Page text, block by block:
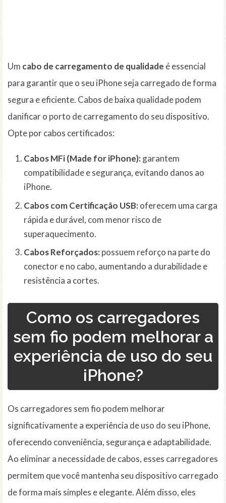
Um cabo de carregamento de qualidade é essencial
para garantir que o seu iPhone seja carregado de forma
segura e eficiente. Cabos de baixa qualidade podem
danificar o porto de carregamento do seu dispositivo.
Opte por cabos certificados:
Cabos MFi (Made for iPhone):garantem
compatibilidade e segurança, evitando danos ao
iPhone.
Cabos com Certificação USB:oferecem uma carga
rápida e durável, com menor risco de
superaquecimento.
Cabos Reforçados:possuem reforço na parte do
conector e no cabo, aumentando a durabilidade e
resistência a cortes.
Como os carregadores
sem fio podem melhorar a
experiência de uso do seu
iPhone?
Os carregadores sem fio podem melhorar
significativamente a experiência de uso do seu iPhone,
oferecendo conveniência, segurança e adaptabilidade.
Ao eliminar a necessidade de cabos, esses carregadores
permitem que você mantenha seu dispositivo carregado
de forma mais simples e elegante. Além disso, eles